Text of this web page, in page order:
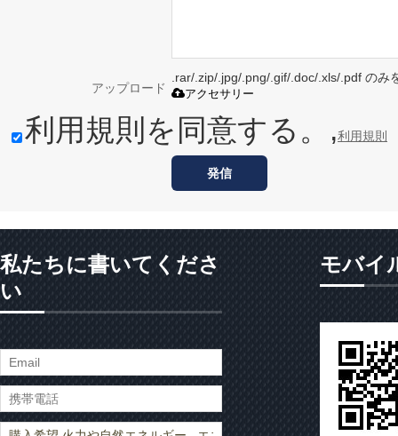
アップロード
.rar/.zip/.jpg/.png/.gif/.doc/.xls/.pdf のみ
アクセサリー
利用規則を同意する。,利用規則
発信
私たちに書いてくださ
い
モバイ